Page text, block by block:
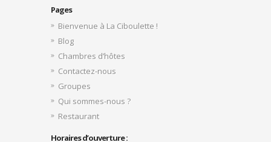
Pages
Bienvenue à La Ciboulette !
Blog
Chambres d’hôtes
Contactez-nous
Groupes
Qui sommes-nous ?
Restaurant
Horaires d’ouverture :